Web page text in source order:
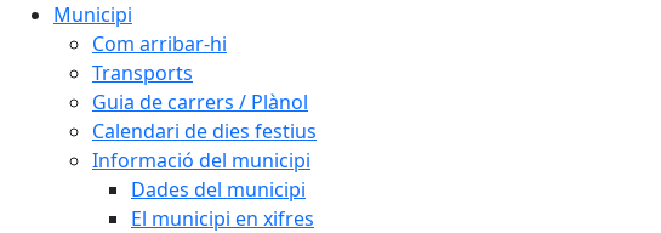
Municipi
Com arribar-hi
Transports
Guia de carrers / Plànol
Calendari de dies festius
Informació del municipi
Dades del municipi
El municipi en xifres